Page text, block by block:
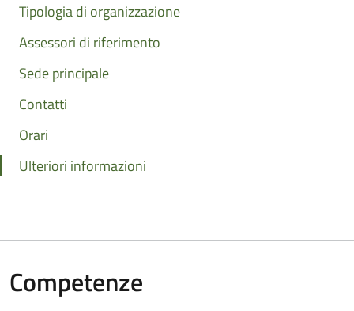
Tipologia di organizzazione
Assessori di riferimento
Sede principale
Contatti
Orari
Ulteriori informazioni
Competenze